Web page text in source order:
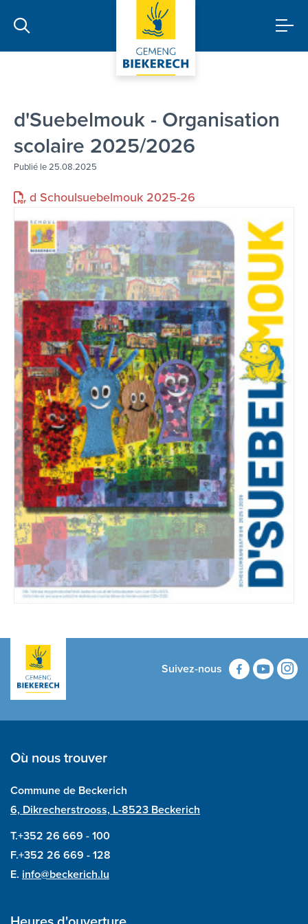
d'Suebelmouk - Organisation
scolaire 2025/2026
Publié le 25.08.2025
d Schoulsuebelmouk 2025-26
Suivez-nous
Où nous trouver
Commune de Beckerich
6, Dikrecherstrooss, L-8523 Beckerich
T.+352 26 669 - 100
F.+352 26 669 - 128
E. info@beckerich.lu